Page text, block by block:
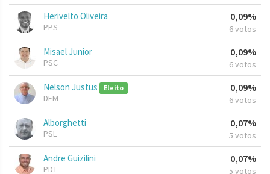
Herivelto Oliveira
PPS
0,09%
6 votos
Misael Junior
PSC
0,09%
6 votos
Nelson Justus Eleito
DEM
0,09%
6 votos
Alborghetti
PSL
0,07%
5 votos
Andre Guizilini
PDT
0,07%
5 votos